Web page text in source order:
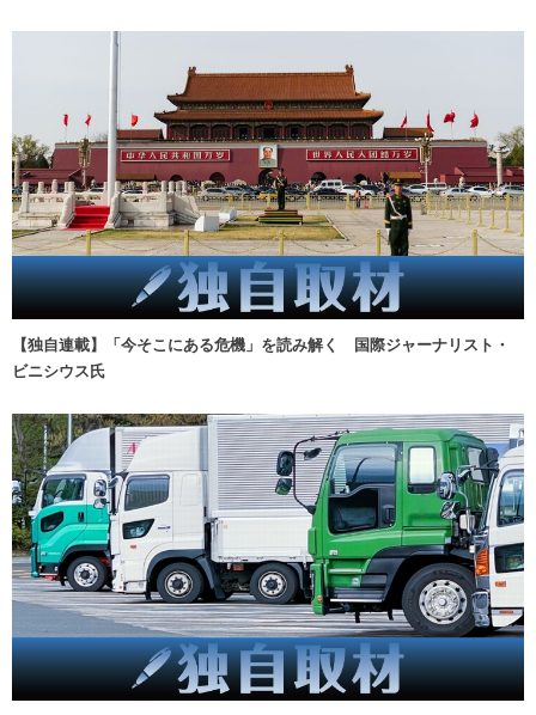
【独自連載】「今そこにある危機」を読み解く 国際ジャーナリスト・
ビニシウス氏